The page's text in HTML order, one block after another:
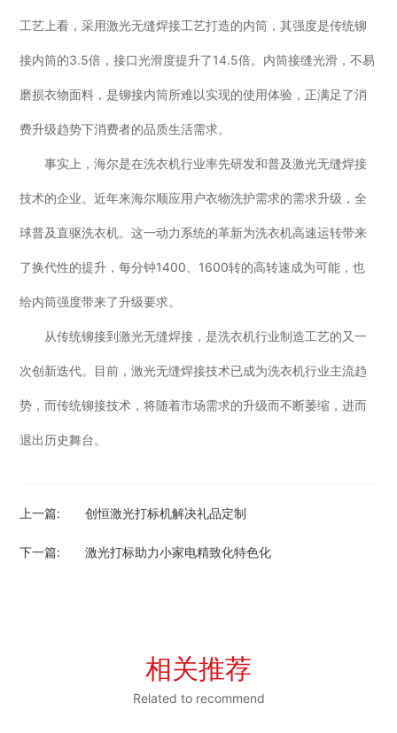
工艺上看，采用激光无缝焊接工艺打造的内筒，其强度是传统铆
接内筒的3.5倍，接口光滑度提升了14.5倍。内筒接缝光滑，不易
磨损衣物面料，是铆接内筒所难以实现的使用体验，正满足了消
费升级趋势下消费者的品质生活需求。
事实上，海尔是在洗衣机行业率先研发和普及激光无缝焊接
技术的企业。近年来海尔顺应用户衣物洗护需求的需求升级，全
球普及直驱洗衣机。这一动力系统的革新为洗衣机高速运转带来
了换代性的提升，每分钟1400、1600转的高转速成为可能，也
给内筒强度带来了升级要求。
从传统铆接到激光无缝焊接，是洗衣机行业制造工艺的又一
次创新迭代。目前，激光无缝焊接技术已成为洗衣机行业主流趋
势，而传统铆接技术，将随着市场需求的升级而不断萎缩，进而
退出历史舞台。
上一篇: 创恒激光打标机解决礼品定制
下一篇: 激光打标助力小家电精致化特色化
相关推荐
Related to recommend